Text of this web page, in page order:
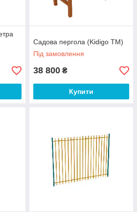
Садова пергола (Kidigo ТМ)
Під замовлення
38 800 ₴
Купити